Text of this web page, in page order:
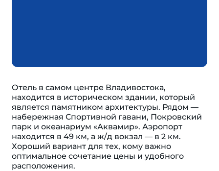
Отель в самом центре Владивостока,
находится в историческом здании, который
является памятником архитектуры. Рядом —
набережная Спортивной гавани, Покровский
парк и океанариум «Аквамир». Аэропорт
находится в 49 км, а ж/д вокзал — в 2 км.
Хороший вариант для тех, кому важно
оптимальное сочетание цены и удобного
расположения.